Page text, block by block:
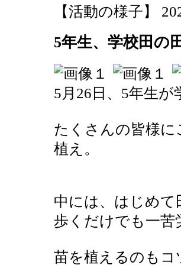
【活動の様子】
5年生、学校田の
5月26日、5年生
たくさんの皆様
植え。
中には、はじめ
歩くだけでも一
苗を植えるのも